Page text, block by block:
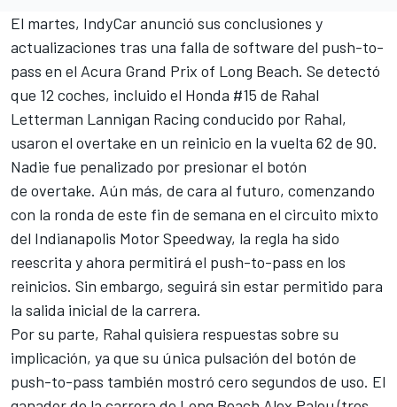
El martes, IndyCar anunció sus conclusiones y
actualizaciones tras una falla de software del push-to-
pass en el Acura Grand Prix of Long Beach. Se detectó
que 12 coches, incluido el Honda #15 de Rahal
Letterman Lannigan Racing conducido por Rahal,
usaron el overtake en un reinicio en la vuelta 62 de 90.
Nadie fue penalizado por presionar el botón
de overtake. Aún más, de cara al futuro, comenzando
con la ronda de este fin de semana en el circuito mixto
del Indianapolis Motor Speedway, la regla ha sido
reescrita y ahora permitirá el push-to-pass en los
reinicios. Sin embargo, seguirá sin estar permitido para
la salida inicial de la carrera.
Por su parte, Rahal quisiera respuestas sobre su
implicación, ya que su única pulsación del botón de
push-to-pass también mostró cero segundos de uso. El